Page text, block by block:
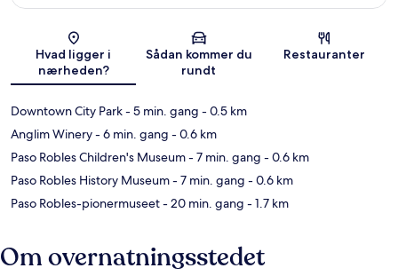
Kort
Hvad ligger i
nærheden?
Sådan kommer du
rundt
Restauranter
Downtown City Park- 5 min. gang - 0.5 km
Anglim Winery- 6 min. gang - 0.6 km
Paso Robles Children's Museum- 7 min. gang - 0.6 km
Paso Robles History Museum- 7 min. gang - 0.6 km
Paso Robles-pionermuseet- 20 min. gang - 1.7 km
Om overnatningsstedet